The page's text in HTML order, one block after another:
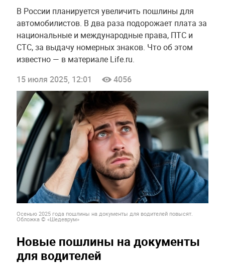
В России планируется увеличить пошлины для
автомобилистов. В два раза подорожает плата за
национальные и международные права, ПТС и
СТС, за выдачу номерных знаков. Что об этом
известно — в материале Life.ru.
15 июля 2025, 12:01
4056
Осенью 2025 года пошлины на документы для водителей повысят.
Обложка © «Шедеврум»
Новые пошлины на документы
для водителей